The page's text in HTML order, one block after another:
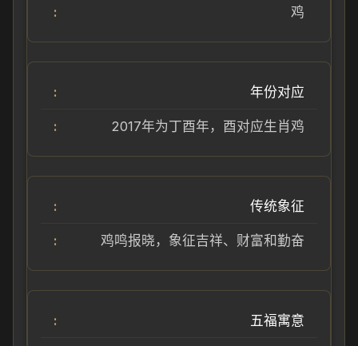
鸡
年份对应
2017年为丁酉年，酉对应生肖鸡
传统象征
鸡鸣报晓，象征吉祥、财富和勤奋
五福寓意